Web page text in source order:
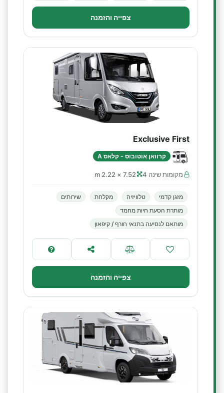
צפייה והזמנה
Exclusive First
קרוואן אוטובוס - קלאס A
מקומות שינה 4 7.52 × 2.22 m
מזגן קדמי טלוויזיה מקלחת
שירותים
מותרת הסעת חיות מחמד
מותאם לנסיעה בתנאי חורף / קיפאון
צפייה והזמנה